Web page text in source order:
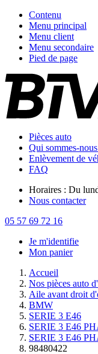
Contenu
Menu principal
Menu client
Menu secondaire
Pied de page
Pièces auto
Qui sommes-
Enlèvement de
FAQ
Horaires : Du
Nous contacter
05 57 69 72 16
Je m'identifie
Mon panier
Accueil
Nos pièces auto
Aile avant droit
BMW
SERIE 3 E46
SERIE 3 E46
SERIE 3 E46
98480422